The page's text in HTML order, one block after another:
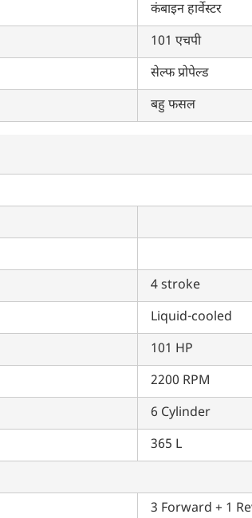
कंबाइन हार्वेस्टर
101 एचपी
सेल्फ प्रोपेल्ड
बहु फसल
4 stroke
Liquid-cooled
101 HP
2200 RPM
6 Cylinder
365 L
3 Forward + 1
क्या आप
इसे पूरा करने
नहीं, धन्यवाद